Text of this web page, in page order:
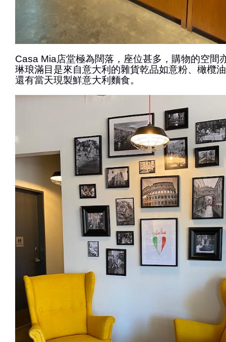
Casa Mia店堂極為闊落，座位甚多，購物的空間
琳琅滿目是來自意大利的雜貨乾品如意粉、橄欖
還有當天現製鮮意大利麵食。